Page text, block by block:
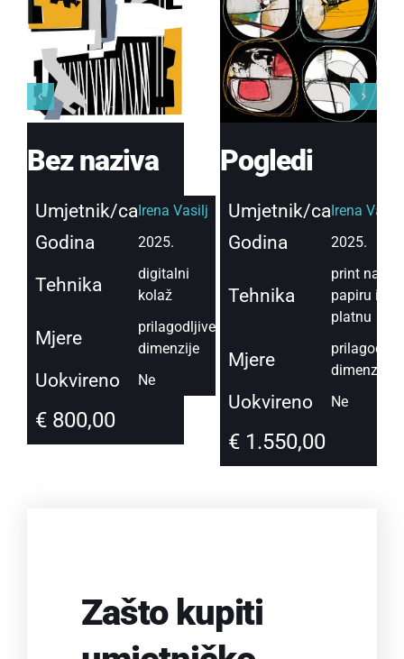
Bez naziva
Umjetnik/caIrena Vasilj
Godina 2025.
Tehnika
digitalni
kolaž
Mjere
prilagodljive
dimenzije
Uokvireno Ne
€800,00
Pogledi
Umjetnik/caIrena Vasilj
Godina 2025.
Tehnika
print na
papiru ili
platnu
Mjere
dimenzije
Uokvireno Ne
€1.550,00
Zašto kupiti